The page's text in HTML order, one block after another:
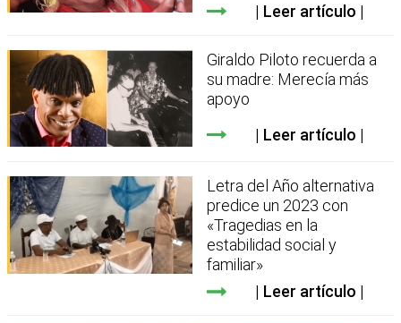
Leer artículo
Giraldo Piloto recuerda a
su madre: Merecía más
apoyo
Leer artículo
Letra del Año alternativa
predice un 2023 con
«Tragedias en la
estabilidad social y
familiar»
Leer artículo